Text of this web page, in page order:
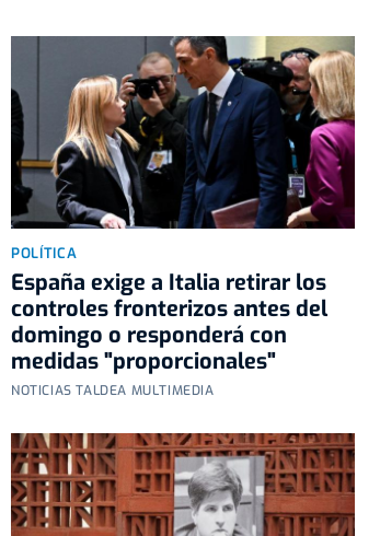
POLÍTICA
España exige a Italia retirar los
controles fronterizos antes del
domingo o responderá con
medidas "proporcionales"
NOTICIAS TALDEA MULTIMEDIA